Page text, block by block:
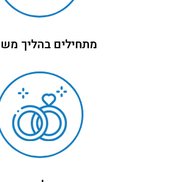
מתחילים בהליך